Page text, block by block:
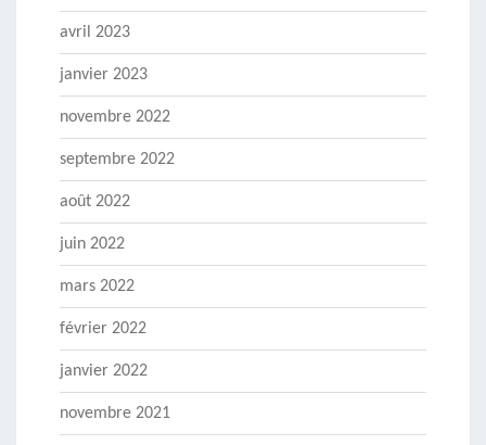
avril 2023
janvier 2023
novembre 2022
septembre 2022
août 2022
juin 2022
mars 2022
février 2022
janvier 2022
novembre 2021